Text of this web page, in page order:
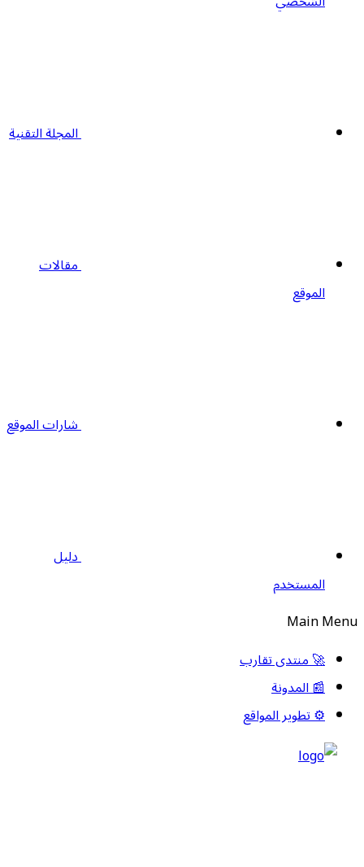
المجلة التقنية
مقالات
الموقع
شارات الموقع
دليل
المستخدم
Main Menu
🚀 منتدى تقارب
📰 المدونة
⚙️ تطوير المواقع